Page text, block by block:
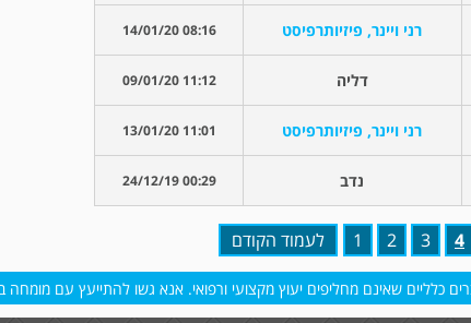
רני ויינר, פיזיותרפיסט 08:16 14/01/20
דליה 11:12 09/01/20
רני ויינר, פיזיותרפיסט 11:01 13/01/20
נדב 00:29 24/12/19
1 2 3 4 לעמוד הקודם
כלליים שאינם מחליפים יעוץ מקצועי ורפואי. אנא גשו להתייעץ עם מומחה